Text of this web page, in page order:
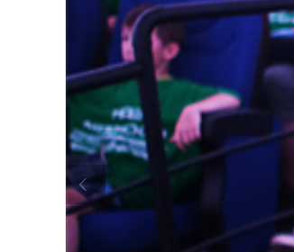
Previous